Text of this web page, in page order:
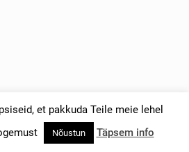
et pakkuda Teile meie lehel
Nõustun Täpsem info